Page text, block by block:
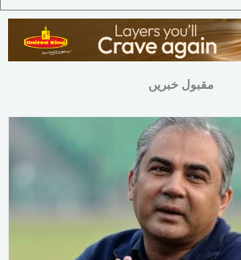
مقبول خبریں